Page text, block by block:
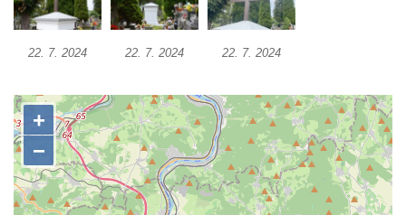
Centrální kříž hřbitova v Chouči
Hradčanech a Palackého v Roudnici nad
Labem
Kříž v centru Liběšic
Kříž na návsi v Chouči
22. 7. 2024 22. 7. 2024 22. 7. 2024